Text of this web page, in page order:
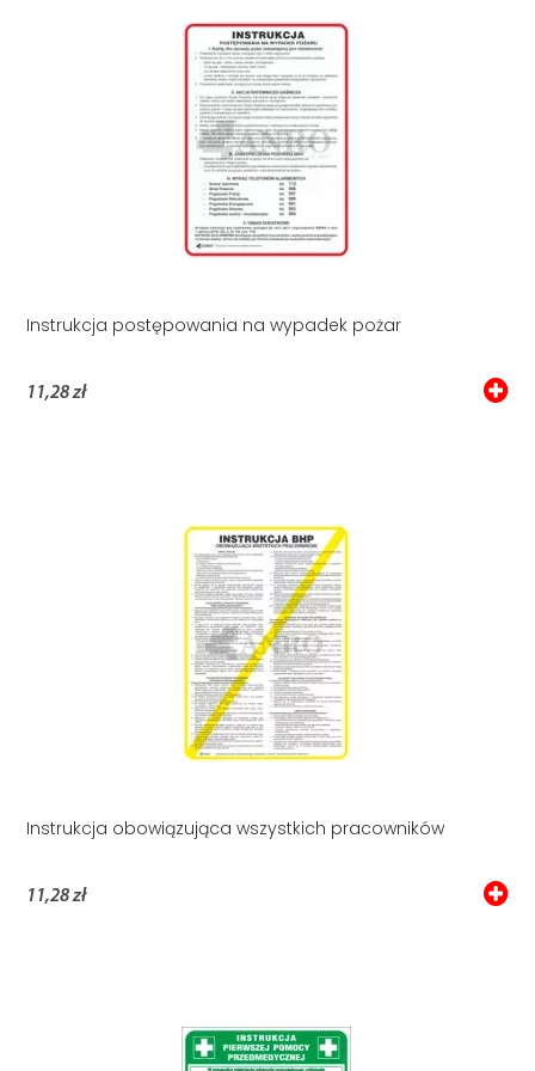
Instrukcja postępowania na wypadek pożar
11,28 zł
Instrukcja obowiązująca wszystkich pracowników
11,28 zł